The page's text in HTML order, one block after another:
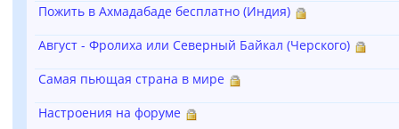
Пожить в Ахмадабаде бесплатно (Индия)
Август - Фролиха или Северный Байкал (Черского)
Самая пьющая страна в мире
Настроения на форуме